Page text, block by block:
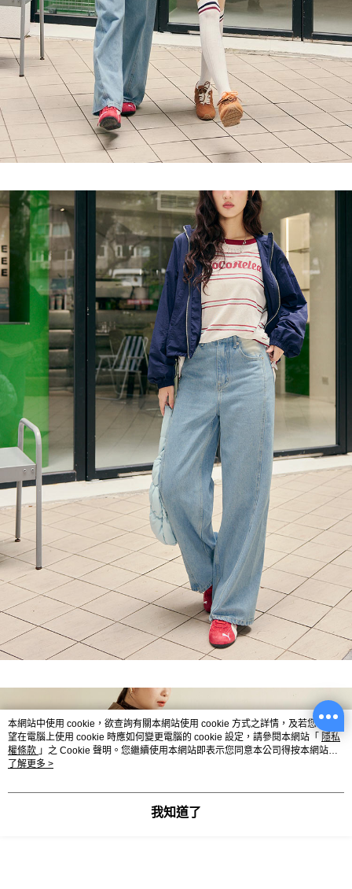
本網站中使用 cookie，欲查詢有關本網站使用 cookie 方式之詳情，及若您不希
望在電腦上使用 cookie 時應如何變更電腦的 cookie 設定，請參閱本網站「 隱私
權條款 」之 Cookie 聲明。您繼續使用本網站即表示您同意本公司得按本網站使
用條款之 Cookie 聲明使用 cookie。
了解更多 >
我知道了